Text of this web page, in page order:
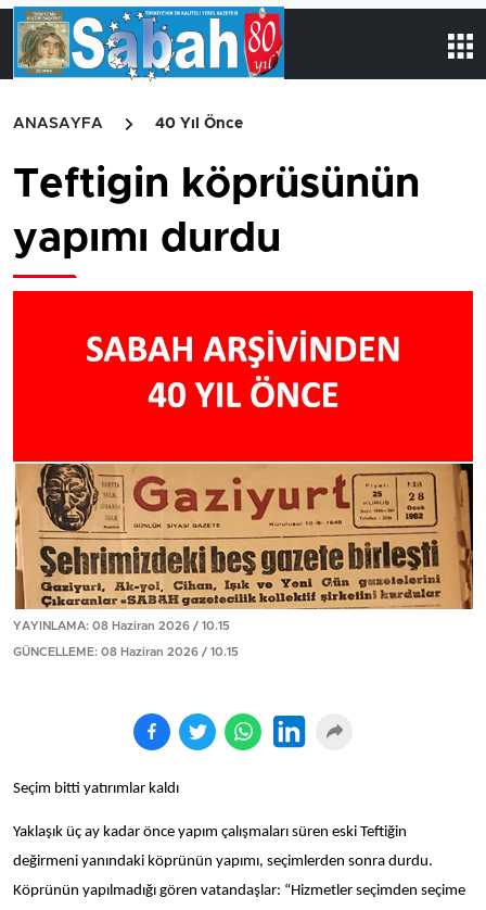
ANASAYFA 40 Yıl Önce
Teftigin köprüsünün
yapımı durdu
YAYINLAMA: 08 Haziran 2026 / 10.15
GÜNCELLEME: 08 Haziran 2026 / 10.15
Seçim bitti yatırımlar kaldı
Yaklaşık üç ay kadar önce yapım çalışmaları süren eski Teftiğin
değirmeni yanındaki köprünün yapımı, seçimlerden sonra durdu.
Köprünün yapılmadığı gören vatandaşlar: “Hizmetler seçimden seçime